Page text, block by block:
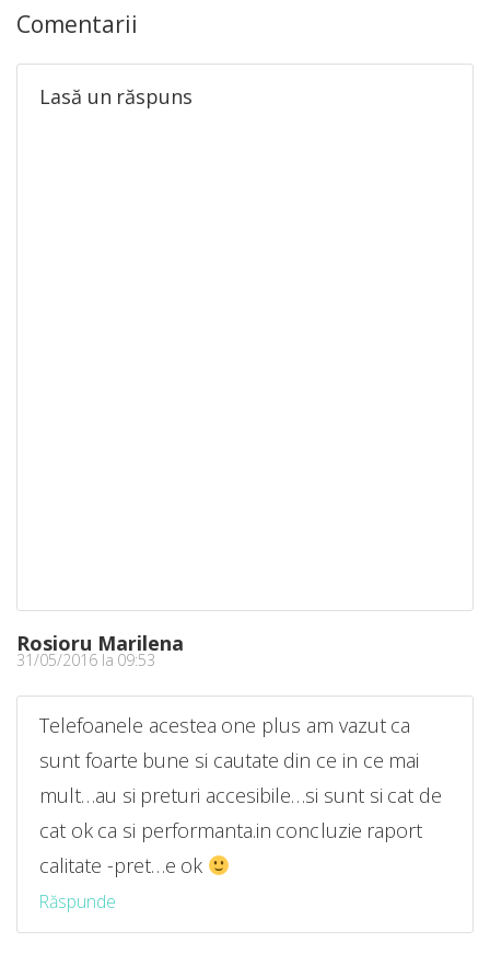
Comentarii
Rosioru Marilena
31/05/2016 la 09:53
Telefoanele acestea one plus am vazut ca
sunt foarte bune si cautate din ce in ce mai
mult…au si preturi accesibile…si sunt si cat de
cat ok ca si performanta.in concluzie raport
calitate -pret…e ok
Răspunde
Lasă un răspuns